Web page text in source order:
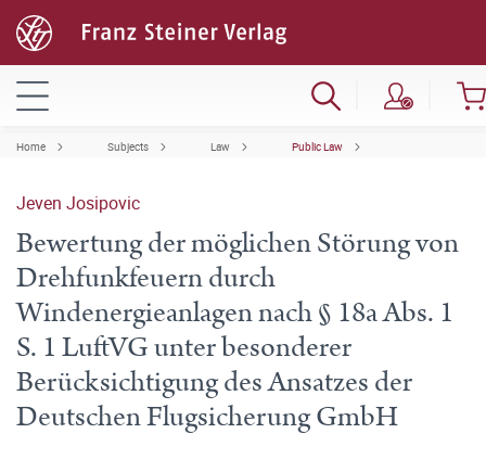
Home Subjects Law Public Law
Jeven Josipovic
Bewertung der möglichen Störung von
Drehfunkfeuern durch
Windenergieanlagen nach § 18a Abs. 1
S. 1 LuftVG unter besonderer
Berücksichtigung des Ansatzes der
Deutschen Flugsicherung GmbH